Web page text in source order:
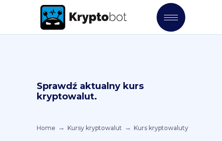
Sprawdź aktualny kurs
kryptowalut.
Home Kursy kryptowalut Kurs kryptowaluty